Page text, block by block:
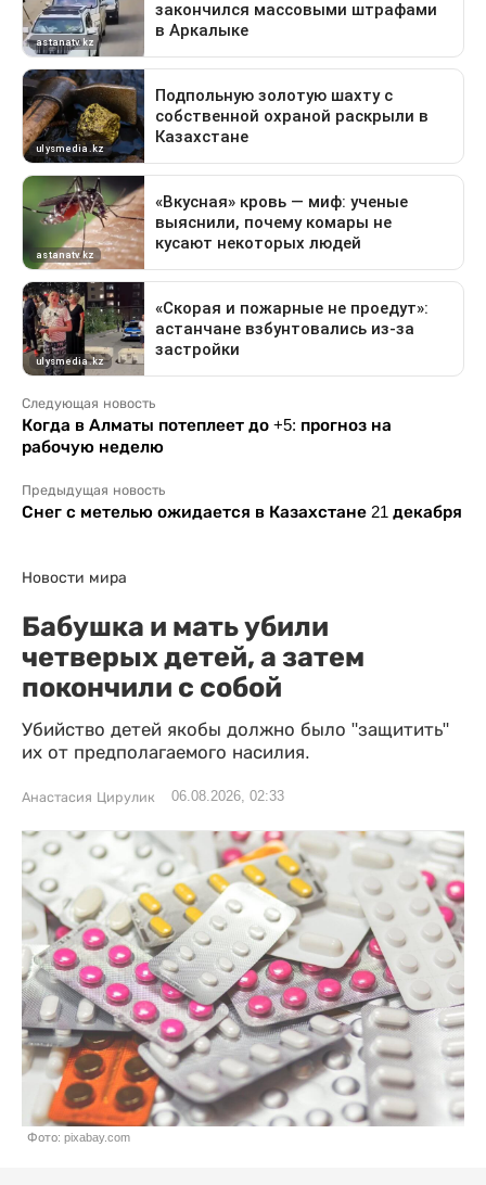
Следующая новость
Когда в Алматы потеплеет до +5: прогноз на
рабочую неделю
Предыдущая новость
Снег с метелью ожидается в Казахстане 21 декабря
Новости мира
Бабушка и мать убили
четверых детей, а затем
покончили с собой
Убийство детей якобы должно было "защитить"
их от предполагаемого насилия.
Анастасия Цирулик 06.08.2026, 02:33
Фото: pixabay.com